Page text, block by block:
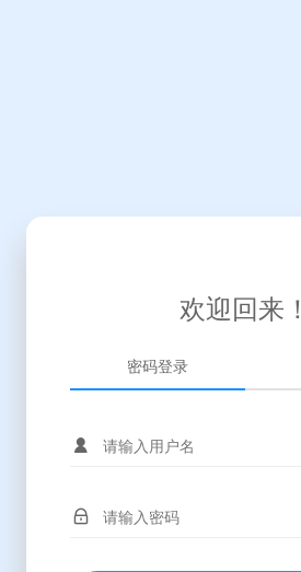
欢迎回来！
密码登录